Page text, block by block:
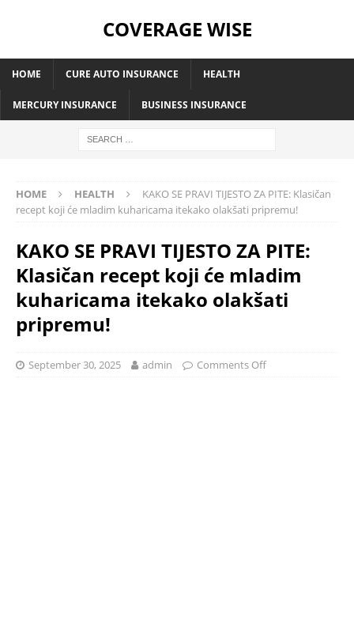
COVERAGE WISE
HOME CURE AUTO INSURANCE HEALTH
MERCURY INSURANCE BUSINESS INSURANCE
HOME HEALTH
KAKO SE PRAVI TIJESTO ZA PITE: Klasičan
recept koji će mladim kuharicama itekako olakšati pripremu!
KAKO SE PRAVI TIJESTO ZA PITE:
Klasičan recept koji će mladim
kuharicama itekako olakšati
pripremu!
September 30, 2025 admin Comments Off